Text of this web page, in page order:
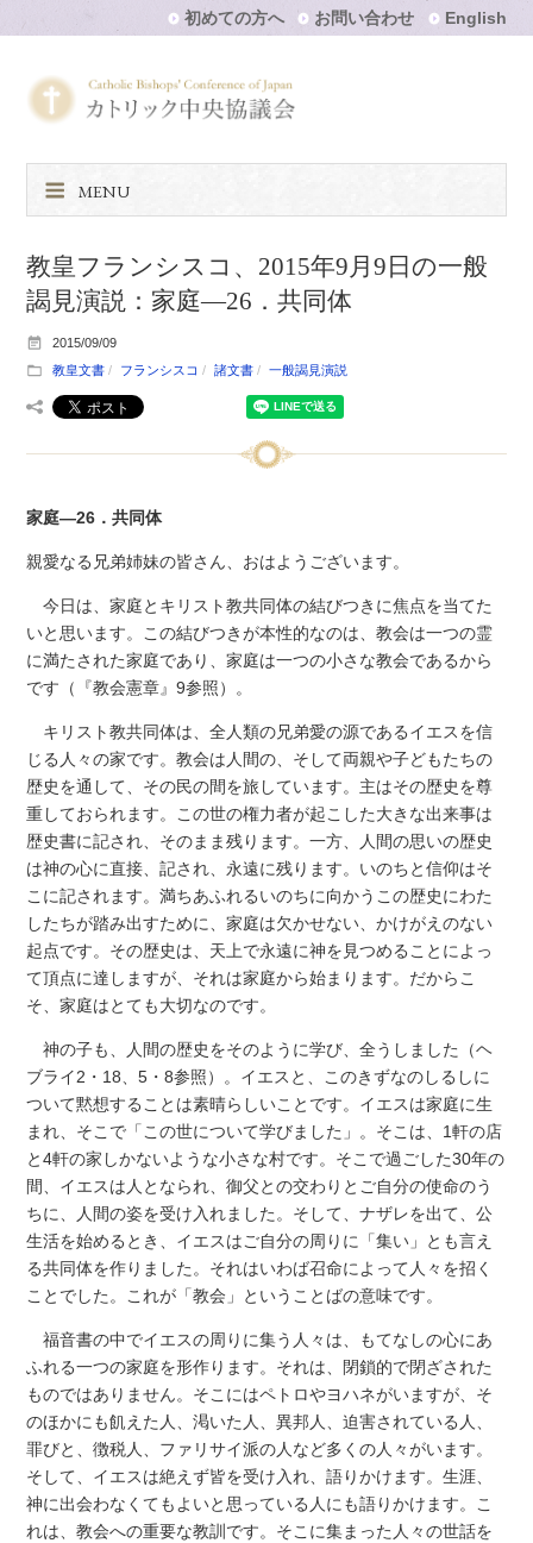
初めての方へ お問い合わせ English
MENU
教皇フランシスコ、2015年9月9日の一般
謁見演説：家庭—26．共同体
2015/09/09
教皇文書
フランシスコ 諸文書 一般謁見演説
家庭—26．共同体
親愛なる兄弟姉妹の皆さん、おはようございます。
今日は、家庭とキリスト教共同体の結びつきに焦点を当てた
いと思います。この結びつきが本性的なのは、教会は一つの霊
に満たされた家庭であり、家庭は一つの小さな教会であるから
です（『教会憲章』9参照）。
キリスト教共同体は、全人類の兄弟愛の源であるイエスを信
じる人々の家です。教会は人間の、そして両親や子どもたちの
歴史を通して、その民の間を旅しています。主はその歴史を尊
重しておられます。この世の権力者が起こした大きな出来事は
歴史書に記され、そのまま残ります。一方、人間の思いの歴史
は神の心に直接、記され、永遠に残ります。いのちと信仰はそ
こに記されます。満ちあふれるいのちに向かうこの歴史にわた
したちが踏み出すために、家庭は欠かせない、かけがえのない
起点です。その歴史は、天上で永遠に神を見つめることによっ
て頂点に達しますが、それは家庭から始まります。だからこ
そ、家庭はとても大切なのです。
神の子も、人間の歴史をそのように学び、全うしました（ヘ
ブライ2・18、5・8参照）。イエスと、このきずなのしるしに
ついて黙想することは素晴らしいことです。イエスは家庭に生
まれ、そこで「この世について学びました」。そこは、1軒の店
と4軒の家しかないような小さな村です。そこで過ごした30年の
間、イエスは人となられ、御父との交わりとご自分の使命のう
ちに、人間の姿を受け入れました。そして、ナザレを出て、公
生活を始めるとき、イエスはご自分の周りに「集い」とも言え
る共同体を作りました。それはいわば召命によって人々を招く
ことでした。これが「教会」ということばの意味です。
福音書の中でイエスの周りに集う人々は、もてなしの心にあ
ふれる一つの家庭を形作ります。それは、閉鎖的で閉ざされた
ものではありません。そこにはペトロやヨハネがいますが、そ
のほかにも飢えた人、渇いた人、異邦人、迫害されている人、
罪びと、徴税人、ファリサイ派の人など多くの人々がいます。
そして、イエスは絶えず皆を受け入れ、語りかけます。生涯、
神に出会わなくてもよいと思っている人にも語りかけます。こ
れは、教会への重要な教訓です。そこに集まった人々の世話を